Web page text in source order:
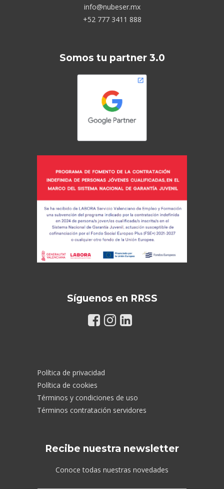
info@nubeser.mx
+52 777 3411 888
Somos tu partner 3.0
Síguenos en RRSS
Política de privacidad
Política de cookies
Términos y condiciones de uso
Términos contratación servidores
Recibe nuestra newsletter
Conoce todas nuestras novedades